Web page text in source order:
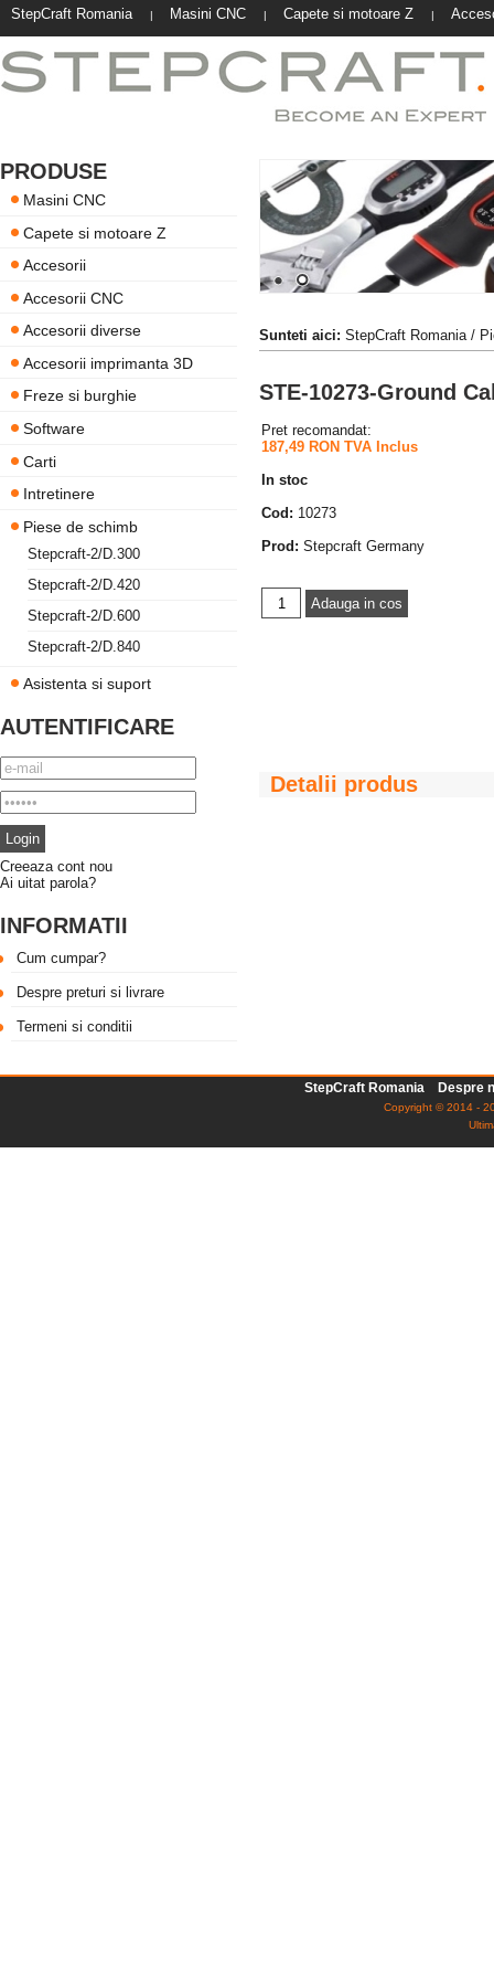
StepCraft Romania | Masini CNC | Capete si motoare Z |
PRODUSE
Masini CNC
Capete si motoare Z
Accesorii
Accesorii CNC
Accesorii diverse
Accesorii imprimanta 3D
Freze si burghie
Software
Carti
Intretinere
Piese de schimb
Stepcraft-2/D.300
Stepcraft-2/D.420
Stepcraft-2/D.600
Stepcraft-2/D.840
Asistenta si suport
AUTENTIFICARE
Creeaza cont nou
Ai uitat parola?
INFORMATII
Cum cumpar?
Despre preturi si livrare
Termeni si conditii
Sunteti aici: StepCraft Romania/
STE-10273-Ground
Pret recomandat:
187,49 RON TVA Inclus
In stoc
Cod: 10273
Prod: Stepcraft Germany
Detalii produs
StepCraft Romania Despre
Copyright © 2014 -